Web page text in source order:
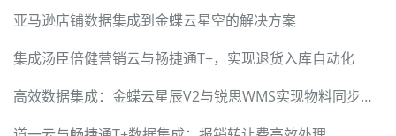
亚马逊店铺数据集成到金蝶云星空的解决方案
集成汤臣倍健营销云与畅捷通T+，实现退货入库自动化
高效数据集成：金蝶云星辰V2与锐思WMS实现物料同步的关键技术